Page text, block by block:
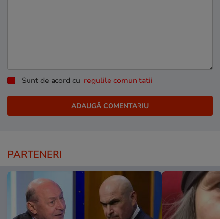
Sunt de acord cu regulile comunitatii
PARTENERI